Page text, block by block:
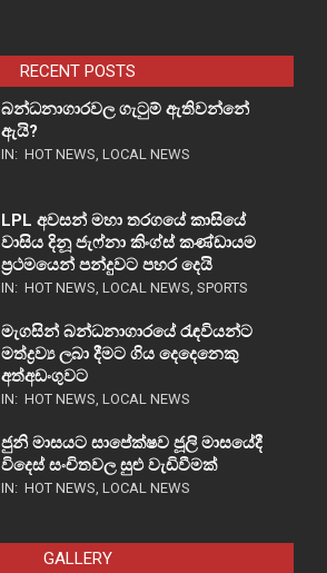
RECENT POSTS
බන්ධනාගාරවල ගැටුම් ඇතිවන්නේ
ඇයි?
IN: HOT NEWS, LOCAL NEWS
LPL අවසන් මහා තරගයේ කාසියේ
වාසිය දිනූ ජැෆ්නා කිංග්ස් කණ්ඩායම
ප්‍රථමයෙන් පන්දුවට පහර දෙයි
IN: HOT NEWS, LOCAL NEWS, SPORTS
මැගසින් බන්ධනාගාරයේ රැඳවියන්ට
මත්ද්‍රව්‍ය ලබා දීමට ගිය දෙදෙනෙකු
අත්අඩංගුවට
IN: HOT NEWS, LOCAL NEWS
ජුනි මාසයට සාපේක්ෂව ජූලි මාසයේදී
විදෙස් සංචිතවල සුළු වැඩිවීමක්
IN: HOT NEWS, LOCAL NEWS
GALLERY